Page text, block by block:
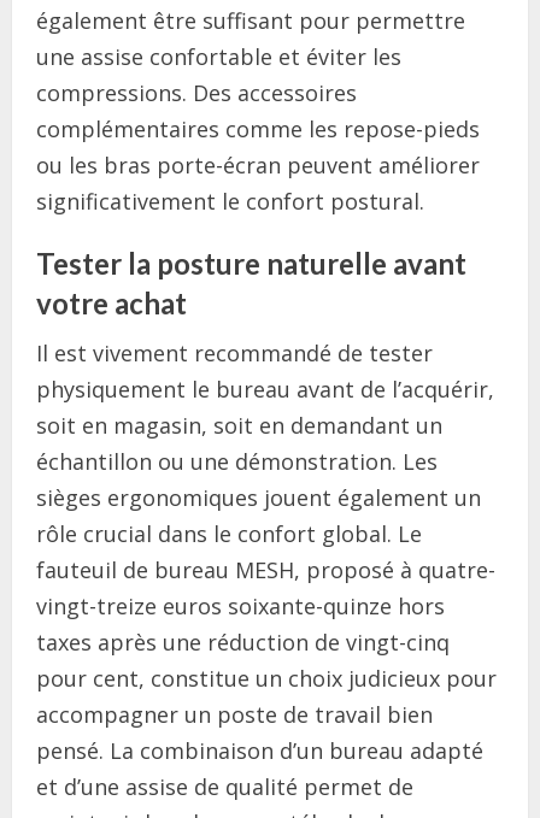
également être suffisant pour permettre
une assise confortable et éviter les
compressions. Des accessoires
complémentaires comme les repose-pieds
ou les bras porte-écran peuvent améliorer
significativement le confort postural.
Tester la posture naturelle avant
votre achat
Il est vivement recommandé de tester
physiquement le bureau avant de l’acquérir,
soit en magasin, soit en demandant un
échantillon ou une démonstration. Les
sièges ergonomiques jouent également un
rôle crucial dans le confort global. Le
fauteuil de bureau MESH, proposé à quatre-
vingt-treize euros soixante-quinze hors
taxes après une réduction de vingt-cinq
pour cent, constitue un choix judicieux pour
accompagner un poste de travail bien
pensé. La combinaison d’un bureau adapté
et d’une assise de qualité permet de